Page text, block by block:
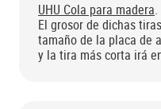
UHU Cola para madera.
El grosor de dichas
tamaño de la placa de
y la tira más corta irá